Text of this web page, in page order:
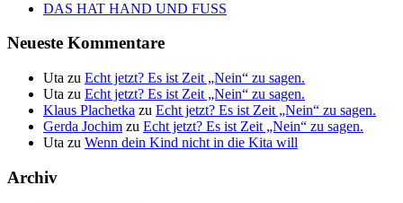
DAS HAT HAND UND FUSS
Neueste Kommentare
Uta zu Echt jetzt? Es ist Zeit „Nein“ zu sagen.
Uta zu Echt jetzt? Es ist Zeit „Nein“ zu sagen.
Klaus Plachetka zu Echt jetzt? Es ist Zeit „Nein“ zu sagen.
Gerda Jochim zu Echt jetzt? Es ist Zeit „Nein“ zu sagen.
Uta zu Wenn dein Kind nicht in die Kita will
Archiv